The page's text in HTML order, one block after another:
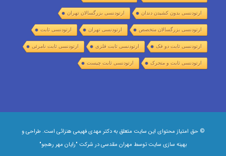
ارتودنسی بدون کشیدن دندان ارتودنسی بزرگسالان تهران
ارتودنسی بزرگسالان متخصص ارتودنسی تهران ارتودنسی ثابت
ارتودنسی ثابت دو فک ارتودنسی ثابت فلزی ارتودنسی ثابت نامرئی
ارتودنسی ثابت و متحرک ارتودنسی ثابت چیست
© حق امتیاز محتوای این سایت متعلق به دکتر مهدی فهیمی هنزائی است. طراحی و
بهینه سازی سایت توسط مهران مقدسیدر شرکت "رایان مهر رهجو"